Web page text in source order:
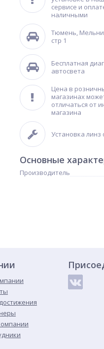
сервисе и
наличными
Тюмень,
стр 1
Бесплатная
автосвета
Цена в
магазинах
отличаться от
магазина
Установка линз
Основные
Производитель